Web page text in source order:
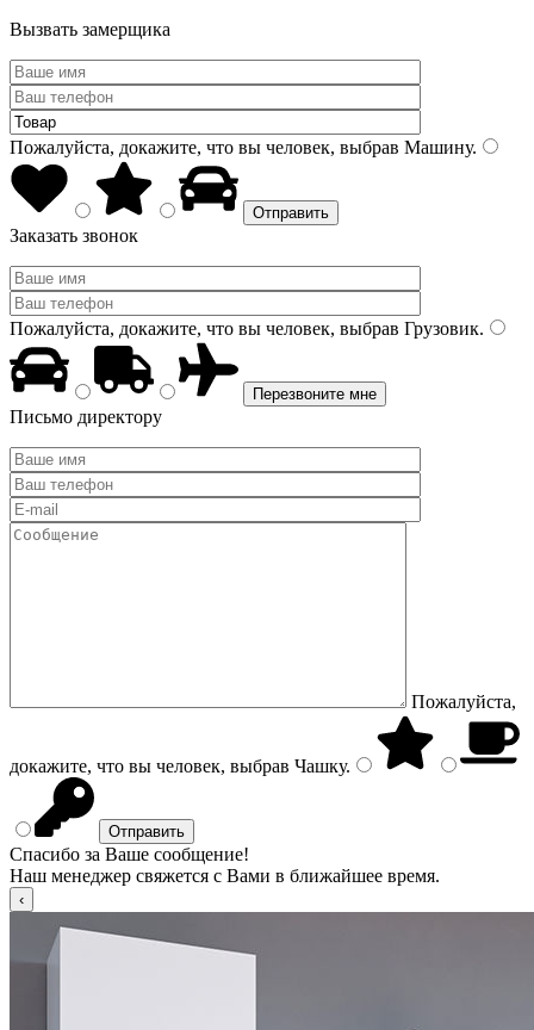
Вызвать замерщика
Пожалуйста, докажите, что вы человек, выбрав Машину.
Заказать звонок
Пожалуйста, докажите, что вы человек, выбрав Грузовик.
Письмо директору
Пожалуйста,
докажите, что вы человек, выбрав Чашку.
Спасибо за Ваше сообщение!
Наш менеджер свяжется с Вами в ближайшее время.